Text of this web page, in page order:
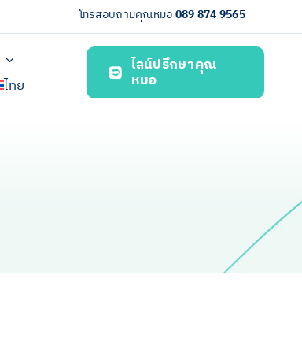
โทรสอบถามคุณหมอ089 874 9565
ไทย
ไลน์ปรึกษาคุณ
หมอ